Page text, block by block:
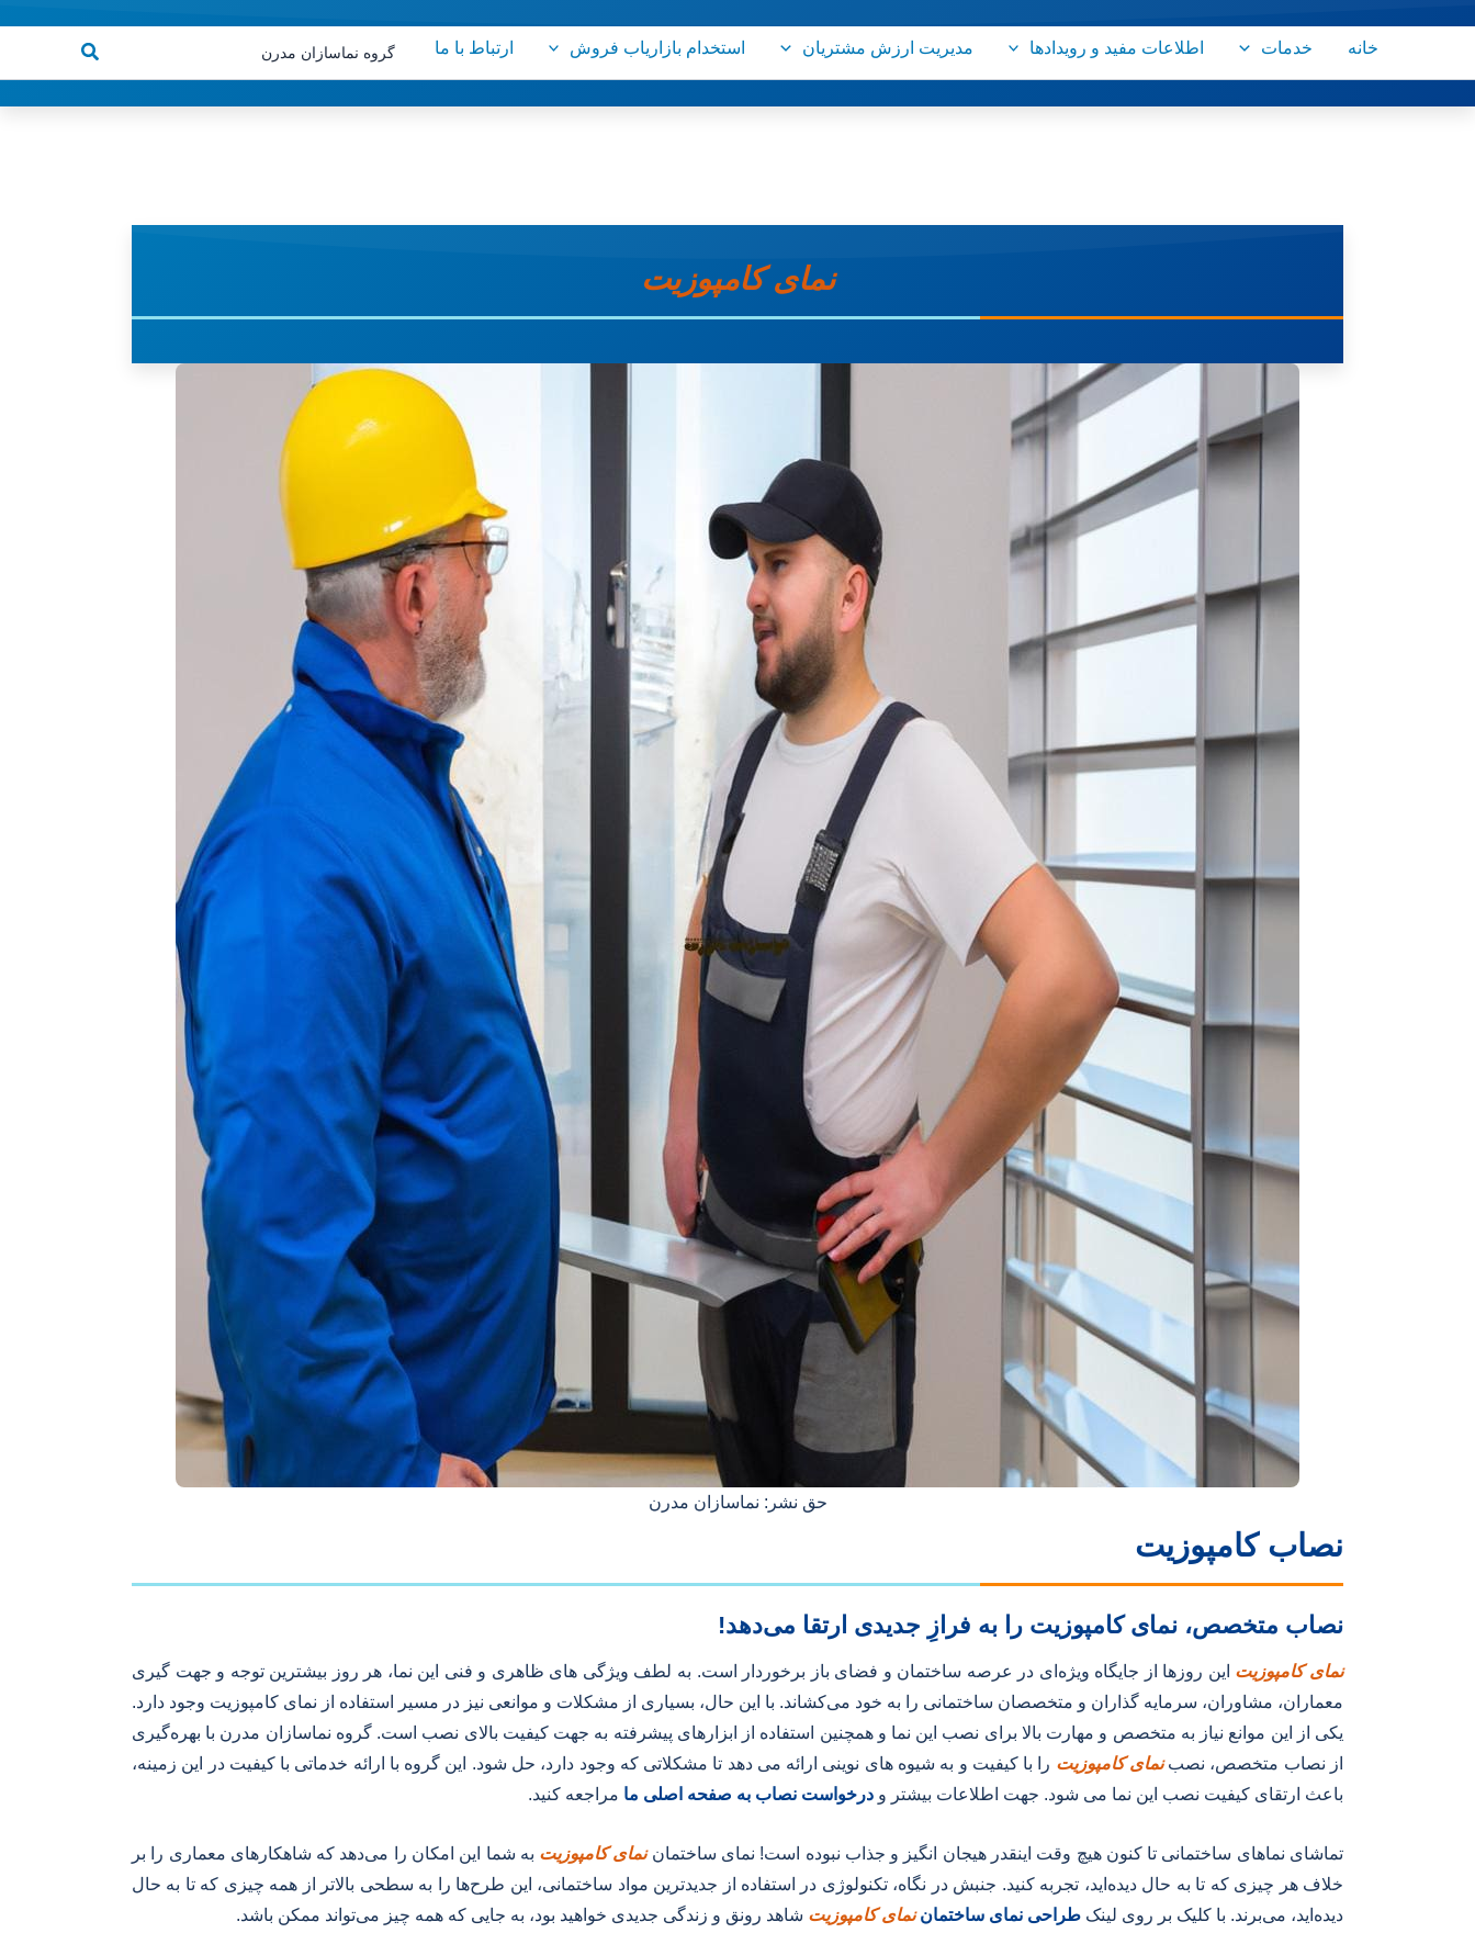
محتوا
خانه خدمات اطلاعات مفید و رویدادها مدیریت ارزش مشتریان استخدام بازاریاب فروش ارتباط با ما گروه نماسازان مدرن جستجو
نمای کامپوزیت
حق نشر: نماسازان مدرن
نصاب کامپوزیت
نصاب متخصص، نمای کامپوزیت را به فرازِ جدیدی ارتقا می‌دهد!
نمای کامپوزیت این روزها از جایگاه ویژه‌ای در عرصه ساختمان و فضای باز برخوردار است. به لطف ویژگی های ظاهری و فنی این نما، هر روز بیشترین توجه و جهت گیری
معماران، مشاوران، سرمایه گذاران و متخصصان ساختمانی را به خود می‌کشاند. با این حال، بسیاری از مشکلات و موانعی نیز در مسیر استفاده از نمای کامپوزیت وجود دارد.
یکی از این موانع نیاز به متخصص و مهارت بالا برای نصب این نما و همچنین استفاده از ابزارهای پیشرفته به جهت کیفیت بالای نصب است. گروه نماسازان مدرن با بهره‌گیری
از نصاب متخصص، نصبنمای کامپوزیت را با کیفیت و به شیوه های نوینی ارائه می دهد تا مشکلاتی که وجود دارد، حل شود. این گروه با ارائه خدماتی با کیفیت در این زمینه،
باعث ارتقای کیفیت نصب این نما می شود. جهت اطلاعات بیشتر و درخواست نصاب به صفحه اصلی ما مراجعه کنید.
تماشای نماهای ساختمانی تا کنون هیچ وقت اینقدر هیجان انگیز و جذاب نبوده است! نمای ساختماننمای کامپوزیت به شما این امکان را می‌دهد که شاهکارهای معماری را بر
خلاف هر چیزی که تا به حال دیده‌اید، تجربه کنید. جنبش در نگاه، تکنولوژی در استفاده از جدیدترین مواد ساختمانی، این طرح‌ها را به سطحی بالاتر از همه چیزی که تا به حال
دیده‌اید، می‌برند. با کلیک بر روی لینک طراحی نمای ساختماننمای کامپوزیت شاهد رونق و زندگی جدیدی خواهید بود، به جایی که همه چیز می‌تواند ممکن باشد.